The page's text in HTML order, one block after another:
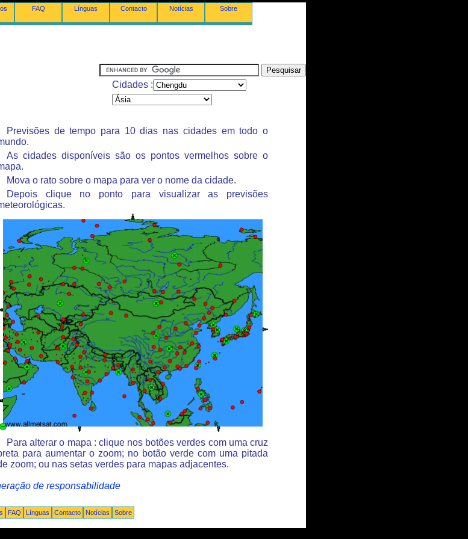
FAQ Línguas Contacto Notícias Sobre
Cidades :
Previsões de tempo para 10 dias nas cidades em todo o
As cidades disponíveis são os pontos vermelhos sobre o
Mova o rato sobre o mapa para ver o nome da cidade.
Depois clique no ponto para visualizar as previsões
Para alterar o mapa : clique nos botões verdes com uma cruz
para aumentar o zoom; no botão verde com uma pitada
zoom; ou nas setas verdes para mapas adjacentes.
de responsabilidade
FAQ Línguas Contacto Notícias Sobre